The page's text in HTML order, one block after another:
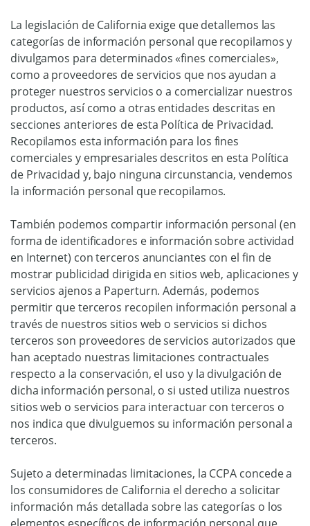
La legislación de California exige que detallemos las
categorías de información personal que recopilamos y
divulgamos para determinados «fines comerciales»,
como a proveedores de servicios que nos ayudan a
proteger nuestros servicios o a comercializar nuestros
productos, así como a otras entidades descritas en
secciones anteriores de esta Política de Privacidad.
Recopilamos esta información para los fines
comerciales y empresariales descritos en esta Política
de Privacidad y, bajo ninguna circunstancia, vendemos
la información personal que recopilamos.
También podemos compartir información personal (en
forma de identificadores e información sobre actividad
en Internet) con terceros anunciantes con el fin de
mostrar publicidad dirigida en sitios web, aplicaciones y
servicios ajenos a Paperturn. Además, podemos
permitir que terceros recopilen información personal a
través de nuestros sitios web o servicios si dichos
terceros son proveedores de servicios autorizados que
han aceptado nuestras limitaciones contractuales
respecto a la conservación, el uso y la divulgación de
dicha información personal, o si usted utiliza nuestros
sitios web o servicios para interactuar con terceros o
nos indica que divulguemos su información personal a
terceros.
Sujeto a determinadas limitaciones, la CCPA concede a
los consumidores de California el derecho a solicitar
información más detallada sobre las categorías o los